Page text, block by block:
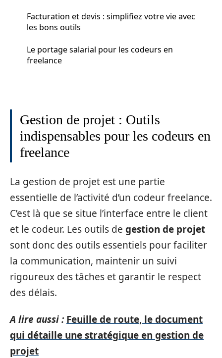
Facturation et devis : simplifiez votre vie avec
les bons outils
Le portage salarial pour les codeurs en
freelance
Gestion de projet : Outils
indispensables pour les codeurs en
freelance
La gestion de projet est une partie
essentielle de l’activité d’un codeur freelance.
C’est là que se situe l’interface entre le client
et le codeur. Les outils de gestion de projet
sont donc des outils essentiels pour faciliter
la communication, maintenir un suivi
rigoureux des tâches et garantir le respect
des délais.
A lire aussi : Feuille de route, le document
qui détaille une stratégique en gestion de
projet